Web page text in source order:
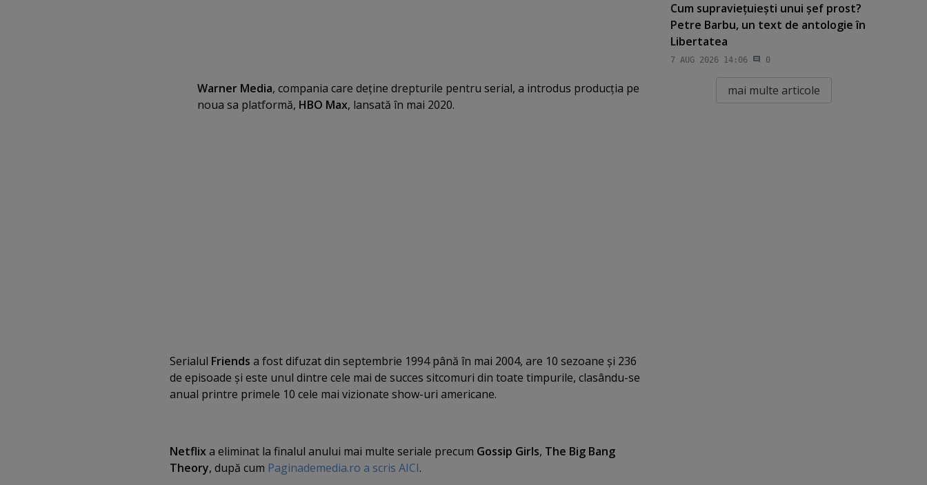
Warner Media, compania care deţine drepturile pentru serial, a introdus producţia pe
noua sa platformă, HBO Max, lansată în mai 2020.
Serialul Friends a fost difuzat din septembrie 1994 până în mai 2004, are 10 sezoane şi 236
de episoade şi este unul dintre cele mai de succes sitcomuri din toate timpurile, clasându-se
anual printre primele 10 cele mai vizionate show-uri americane.
Netflixa eliminat la finalul anului mai multe seriale precum Gossip Girls, The Big Bang
Theory, după cum Paginademedia.ro a scris AICI.
Cum supravieţuieşti unui şef prost?
Petre Barbu, un text de antologie în
Libertatea
7 AUG 2026 14:06 0
mai multe articole